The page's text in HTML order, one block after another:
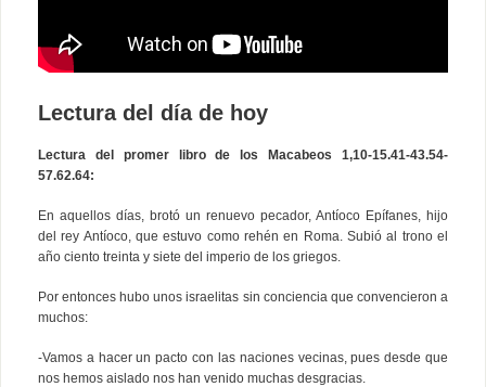
Lectura del día de hoy
Lectura del promer libro de los Macabeos 1,10-15.41-43.54-
57.62.64:
En aquellos días, brotó un renuevo pecador, Antíoco Epífanes, hijo
del rey Antíoco, que estuvo como rehén en Roma. Subió al trono el
año ciento treinta y siete del imperio de los griegos.
Por entonces hubo unos israelitas sin conciencia que convencieron a
muchos:
-Vamos a hacer un pacto con las naciones vecinas, pues desde que
nos hemos aislado nos han venido muchas desgracias.